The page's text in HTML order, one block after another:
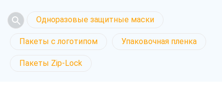
Одноразовые защитные маски
Пакеты с логотипом Упаковочная пленка
Пакеты Zip-Lock